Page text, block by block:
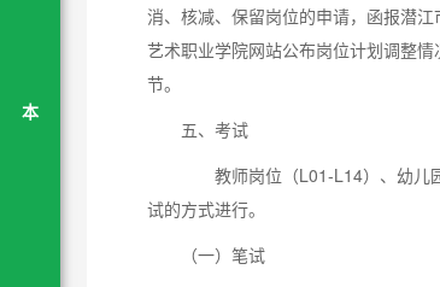
本
消、核减、保留岗位的申请，函报潜
艺术职业学院网站公布岗位计划调整
节。
五、考试
教师岗位（L01-L14）、幼儿
试的方式进行。
（一）笔试